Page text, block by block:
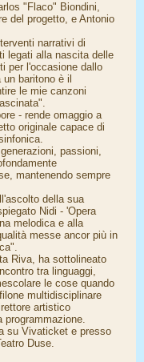
"Flaco" Biondini,
del progetto, e Antonio
narrativi di
legati alla nascita delle
per l'occasione dallo
baritono è il
le mie canzoni
- rende omaggio a
originale capace di
passioni,
mantenendo sempre
della sua
Nidi - 'Opera
melodica e alla
messe ancor più in
Riva, ha sottolineato
tra linguaggi,
le cose quando
multidisciplinare
artistico
programmazione.
su Vivaticket e presso
Duse.